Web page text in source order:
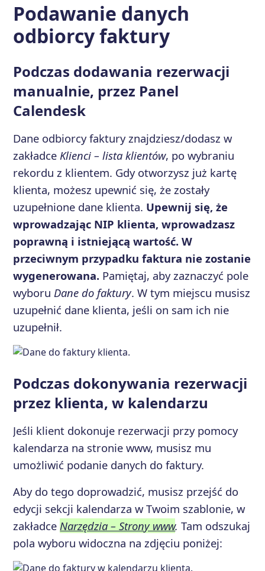
Podawanie danych
odbiorcy faktury
Podczas dodawania rezerwacji
manualnie, przez Panel
Calendesk
Dane odbiorcy faktury znajdziesz/dodasz w
zakładceKlienci – lista klientów, po wybraniu
rekordu z klientem. Gdy otworzysz już kartę
klienta, możesz upewnić się, że zostały
uzupełnione dane klienta. Upewnij się, że
wprowadzając NIP klienta, wprowadzasz
poprawną i istniejącą wartość. W
przeciwnym przypadku faktura nie zostanie
wygenerowana. Pamiętaj, aby zaznaczyć pole
wyboruDane do faktury. W tym miejscu musisz
uzupełnić dane klienta, jeśli on sam ich nie
uzupełnił.
Podczas dokonywania rezerwacji
przez klienta, w kalendarzu
Jeśli klient dokonuje rezerwacji przy pomocy
kalendarza na stronie www, musisz mu
umożliwić podanie danych do faktury.
Aby do tego doprowadzić, musisz przejść do
edycji sekcji kalendarza w Twoim szablonie, w
zakładceNarzędzia – Strony www.Tam odszukaj
pola wyboru widoczna na zdjęciu poniżej: